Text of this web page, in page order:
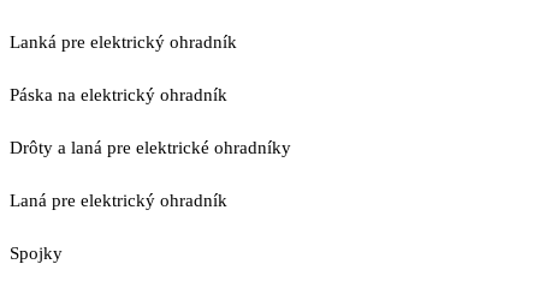
Lanká pre elektrický ohradník
Páska na elektrický ohradník
Drôty a laná pre elektrické ohradníky
Laná pre elektrický ohradník
Spojky